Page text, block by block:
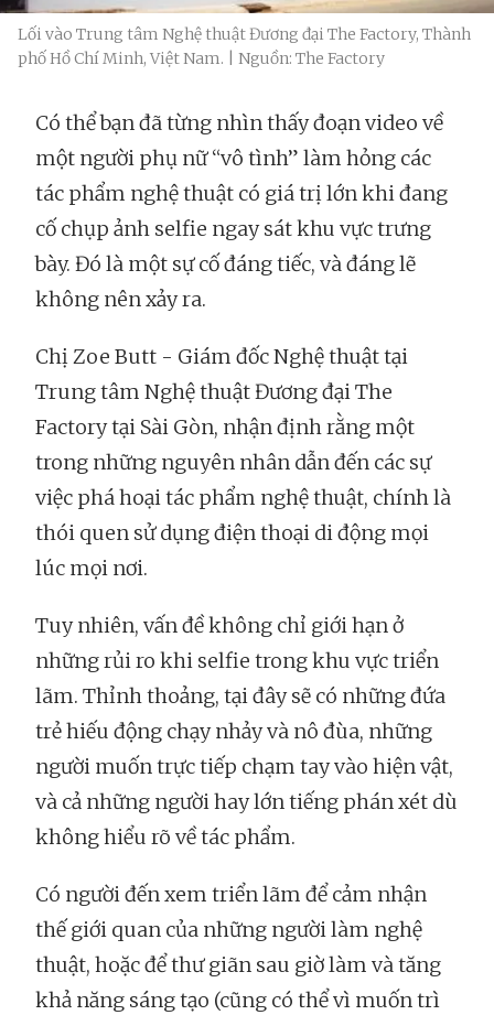
Lối vào Trung tâm Nghệ thuật Đương đại The Factory, Thành
phố Hồ Chí Minh, Việt Nam. | Nguồn: The Factory
Có thể bạn đã từng nhìn thấy đoạn video về
một người phụ nữ “vô tình” làm hỏng các
tác phẩm nghệ thuật có giá trị lớn khi đang
cố chụp ảnh selfie ngay sát khu vực trưng
bày. Đó là một sự cố đáng tiếc, và đáng lẽ
không nên xảy ra.
Chị Zoe Butt - Giám đốc Nghệ thuật tại
Trung tâm Nghệ thuật Đương đại The
Factory tại Sài Gòn, nhận định rằng một
trong những nguyên nhân dẫn đến các sự
việc phá hoại tác phẩm nghệ thuật, chính là
thói quen sử dụng điện thoại di động mọi
lúc mọi nơi.
Tuy nhiên, vấn đề không chỉ giới hạn ở
những rủi ro khi selfie trong khu vực triển
lãm. Thỉnh thoảng, tại đây sẽ có những đứa
trẻ hiếu động chạy nhảy và nô đùa, những
người muốn trực tiếp chạm tay vào hiện vật,
và cả những người hay lớn tiếng phán xét dù
không hiểu rõ về tác phẩm.
Có người đến xem triển lãm để cảm nhận
thế giới quan của những người làm nghệ
thuật, hoặc để thư giãn sau giờ làm và tăng
khả năng sáng tạo (cũng có thể vì muốn trì